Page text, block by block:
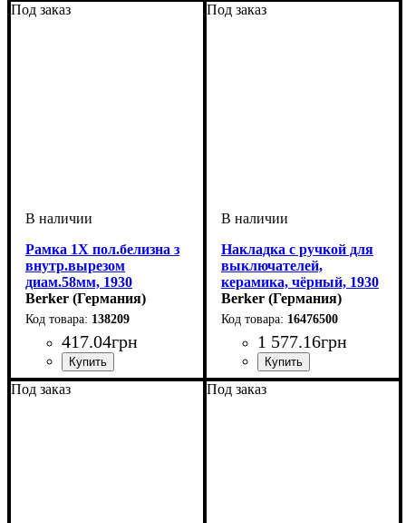
Под заказ
Рамка 1Х пол.белизна з
внутр.вырезом
диам.58мм, 1930
Berker (Германия)
138209
417.04грн
Тип электрофурнитуры:
Рамки
Количество мест рамок: 1
пост
Серия: 1930
Цвет: Полярная белизна
Под заказ
Накладка с ручкой для
выключателей,
керамика, чёрный, 1930
PORZELLAN
Berker (Германия)
16476500
1 577.16грн
Декор корпуса: Керамика
Серия: 1930/PORZELLAN
Цвет: Чёрный
Под заказ Под заказ